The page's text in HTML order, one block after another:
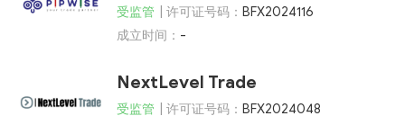
受监管 | 许可证号码： BFX2024116
成立时间： -
NextLevel Trade
受监管 | 许可证号码： BFX2024048